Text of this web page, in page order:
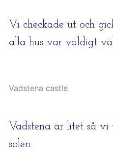
Vi checkade ut och
alla hus var väldigt
Vadstena castle
Vadstena är litet så
solen.